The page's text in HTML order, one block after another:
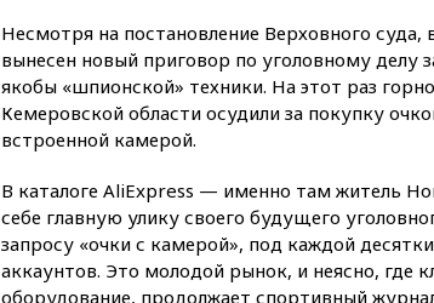
Несмотря на постановление Верховного суда,
вынесен новый приговор по уголовному делу
якобы «шпионской» техники. На этот раз
Кемеровской области осудили за покупку
встроенной камерой.
В каталоге AliExpress — именно там житель
себе главную улику своего будущего
запросу «очки с камерой», под каждой
аккаунтов. Это молодой рынок, и неясно, где
оборудование, продолжает спортивный